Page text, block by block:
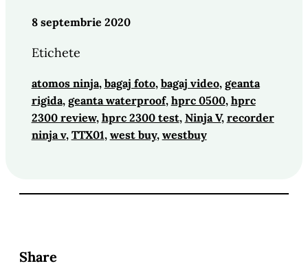
8 septembrie 2020
Etichete
atomos ninja, bagaj foto, bagaj video, geanta
rigida, geanta waterproof, hprc 0500, hprc
2300 review, hprc 2300 test, Ninja V, recorder
ninja v, TTX01, west buy, westbuy
Share